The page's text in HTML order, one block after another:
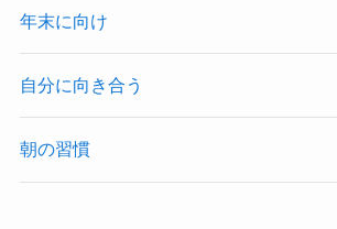
年末に向け
自分に向き合う
朝の習慣